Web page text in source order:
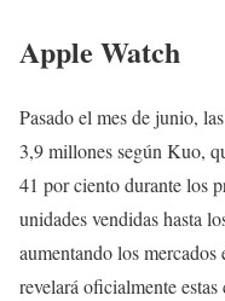
Apple Watch
Pasado el mes de junio,
3,9 millones según Kuo,
41 por ciento durante los
unidades vendidas hasta
aumentando los
revelará oficialmente